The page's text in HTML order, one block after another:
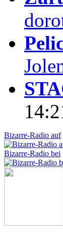
Bizarre-Radio auf
Bizarre-Radio bei